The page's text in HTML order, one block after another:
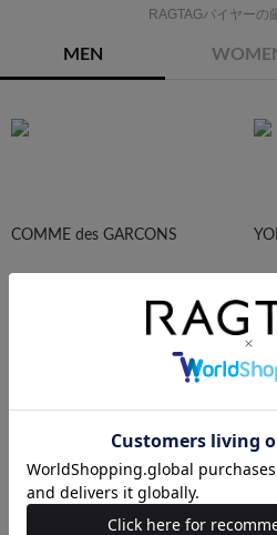
RAGTAGバイヤーの
MEN
COMME des GARCONS
Maison Margiela